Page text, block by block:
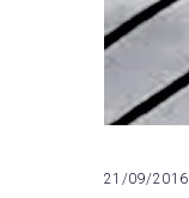
21/09/2016